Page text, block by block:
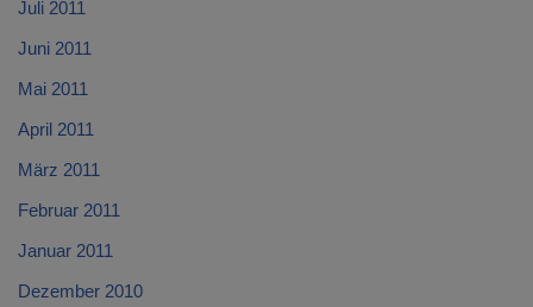
Juli 2011
Juni 2011
Mai 2011
April 2011
März 2011
Februar 2011
Januar 2011
Dezember 2010